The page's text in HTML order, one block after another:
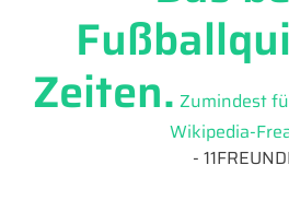
Zeiten. Zumindest
Wikipedia-
-